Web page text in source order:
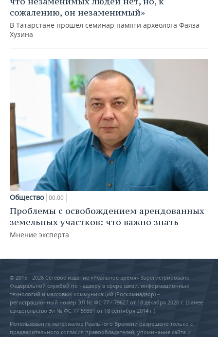
сожалению, он незаменимый»
В Татарстане прошел семинар памяти археолога Фаяза
Хузина
Общество 00:00
Проблемы с освобождением арендованных
земельных участков: что важно знать
Мнение эксперта
© 2015 - 2026 Сетевое издание «Реальное время» Зарегистрировано
Федеральной службой по надзору в сфере связи, информационных
технологий и массовых коммуникаций (Роскомнадзор) –
регистрационный номер ЭЛ № ФС 77 - 79627 от 18 декабря 2020 г. (ранее
свидетельство Эл № ФС 77-59331 от 18 сентября 2014 г.)
Использование материалов Реального Времени разрешено только с
предварительного согласия правообладателей, упоминание сайта и